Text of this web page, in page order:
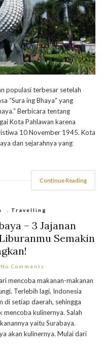
populasi terbesar setelah
“Sura ing Bhaya” yang
Berbicara tentang
Kota Pahlawan karena
10 November 1945. Kota
dan sejarahnya yang
Continue Reading
, Travelling
– 3 Jajanan
Semakin
No Comments
mencoba makanan-makanan
Terlebih lagi, Indonesia
di setiap daerah, sehingga
kulinernya. Salah
yaitu Surabaya.
akan kulinernya. Mulai dari